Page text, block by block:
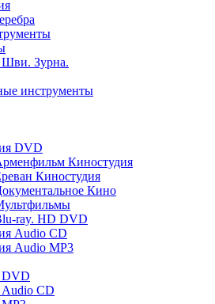
Шви. Зурна.
инструменты
DVD
Киностудия
Киностудия
Кино
ray. HD DVD
Audio CD
Audio MP3
DVD
Audio CD